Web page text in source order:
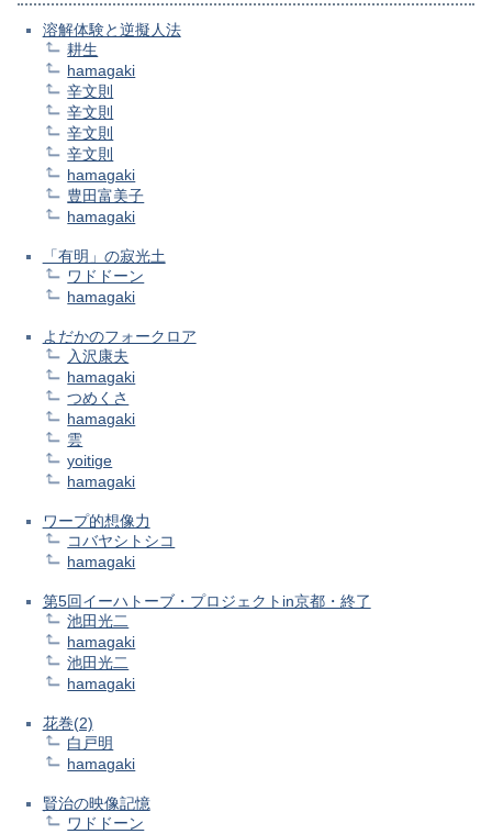
溶解体験と逆擬人法
耕生
hamagaki
辛文則
辛文則
辛文則
辛文則
hamagaki
豊田富美子
hamagaki
「有明」の寂光土
ワドドーン
hamagaki
よだかのフォークロア
入沢康夫
hamagaki
つめくさ
hamagaki
雲
yoitige
hamagaki
ワープ的想像力
コバヤシトシコ
hamagaki
第5回イーハトーブ・プロジェクトin京都・終了
池田光二
hamagaki
池田光二
hamagaki
花巻(2)
白戸明
hamagaki
賢治の映像記憶
ワドドーン